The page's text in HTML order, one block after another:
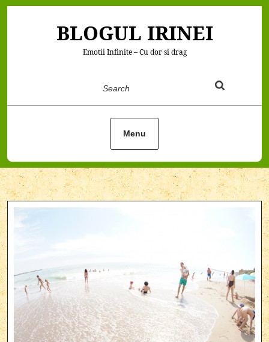
Skip
BLOGUL IRINEI
Emotii Infinite – Cu dor si drag
Menu